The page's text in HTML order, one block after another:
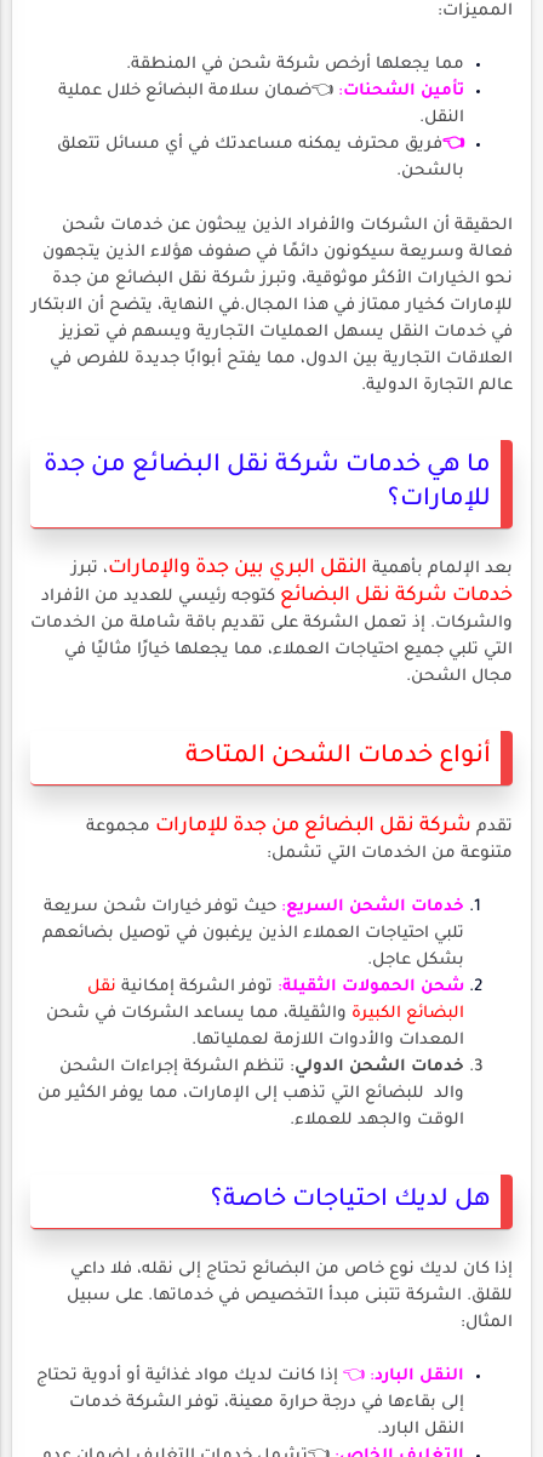
المميزات:
مما يجعلها أرخص شركة شحن في المنطقة.
تأمين الشحنات: 👈ضمان سلامة البضائع خلال عملية
النقل.
👈فريق محترف يمكنه مساعدتك في أي مسائل تتعلق
بالشحن.
الحقيقة أن الشركات والأفراد الذين يبحثون عن خدمات شحن
فعالة وسريعة سيكونون دائمًا في صفوف هؤلاء الذين يتجهون
نحو الخيارات الأكثر موثوقية، وتبرز شركة نقل البضائع من جدة
للإمارات كخيار ممتاز في هذا المجال.في النهاية، يتضح أن الابتكار
في خدمات النقل يسهل العمليات التجارية ويسهم في تعزيز
العلاقات التجارية بين الدول، مما يفتح أبوابًا جديدة للفرص في
عالم التجارة الدولية.
ما هي خدمات شركة نقل البضائع من جدة
للإمارات؟
بعد الإلمام بأهمية النقل البري بين جدة والإمارات، تبرز
خدمات شركة نقل البضائع كتوجه رئيسي للعديد من الأفراد
والشركات. إذ تعمل الشركة على تقديم باقة شاملة من الخدمات
التي تلبي جميع احتياجات العملاء، مما يجعلها خيارًا مثاليًا في
مجال الشحن.
أنواع خدمات الشحن المتاحة
تقدم شركة نقل البضائع من جدة للإمارات مجموعة
متنوعة من الخدمات التي تشمل:
خدمات الشحن السريع: حيث توفر خيارات شحن سريعة
تلبي احتياجات العملاء الذين يرغبون في توصيل بضائعهم
بشكل عاجل.
شحن الحمولات الثقيلة: توفر الشركة إمكانية نقل
البضائع الكبيرة والثقيلة، مما يساعد الشركات في شحن
المعدات والأدوات اللازمة لعملياتها.
خدمات الشحن الدولي: تنظم الشركة إجراءات الشحن
والد للبضائع التي تذهب إلى الإمارات، مما يوفر الكثير من
الوقت والجهد للعملاء.
هل لديك احتياجات خاصة؟
إذا كان لديك نوع خاص من البضائع تحتاج إلى نقله، فلا داعي
للقلق. الشركة تتبنى مبدأ التخصيص في خدماتها. على سبيل
المثال:
النقل البارد: 👈 إذا كانت لديك مواد غذائية أو أدوية تحتاج
إلى بقاءها في درجة حرارة معينة، توفر الشركة خدمات
النقل البارد.